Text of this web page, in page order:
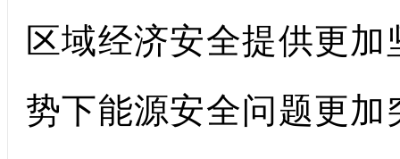
区域经济安全提供更
势下能源安全问题更